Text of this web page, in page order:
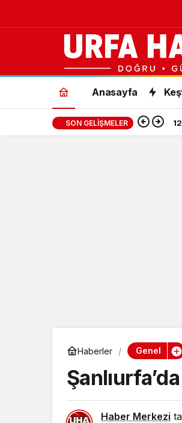
Anasayfa
SON GELIŞMELER
Haberler Genel
Haber Merkezi